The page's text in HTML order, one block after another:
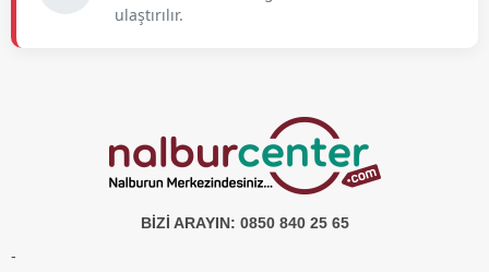
ulaştırılır.
BİZİ ARAYIN: 0850 840 25 65
-